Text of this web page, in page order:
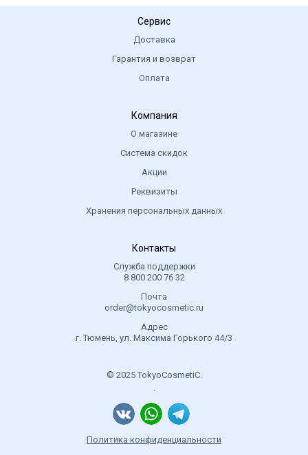
Сервис
Доставка
Гарантия и возврат
Оплата
Компания
О магазине
Система скидок
Акции
Реквизиты
Хранения персональных данных
Контакты
Служба поддержки
8 800 200 76 32
Почта
order@tokyocosmetic.ru
Адрес
г. Тюмень, ул. Максима Горького 44/3
© 2025 TokyoCosmetiC.
.
Политика конфиденциальности